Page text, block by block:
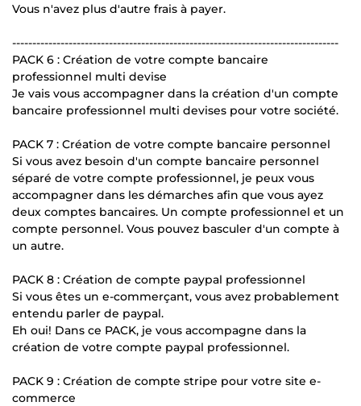
Vous n'avez plus d'autre frais à payer.
---------------------------------------------------------------------------------
PACK 6 : Création de votre compte bancaire
professionnel multi devise
Je vais vous accompagner dans la création d'un compte
bancaire professionnel multi devises pour votre société.
PACK 7 : Création de votre compte bancaire personnel
Si vous avez besoin d'un compte bancaire personnel
séparé de votre compte professionnel, je peux vous
accompagner dans les démarches afin que vous ayez
deux comptes bancaires. Un compte professionnel et un
compte personnel. Vous pouvez basculer d'un compte à
un autre.
PACK 8 : Création de compte paypal professionnel
Si vous êtes un e-commerçant, vous avez probablement
entendu parler de paypal.
Eh oui! Dans ce PACK, je vous accompagne dans la
création de votre compte paypal professionnel.
PACK 9 : Création de compte stripe pour votre site e-
commerce